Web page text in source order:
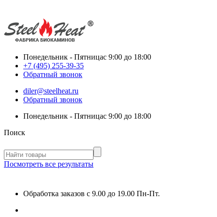
Понедельник - Пятницас 9:00 до 18:00
+7 (495) 255-39-35
Обратный звонок
diler@steelheat.ru
Обратный звонок
Понедельник - Пятницас 9:00 до 18:00
Поиск
Посмотреть все результаты
Обработка заказов с 9.00 до 19.00 Пн-Пт.